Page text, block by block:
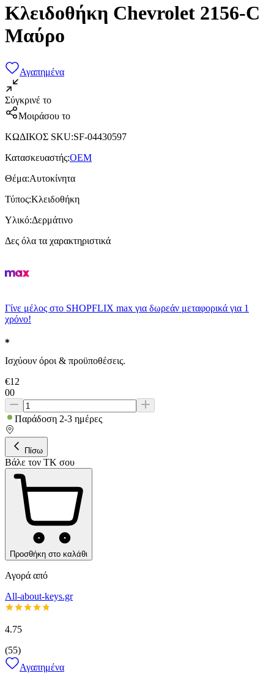
Κλειδοθήκη Chevrolet 2156-C
Μαύρο
Αγαπημένα
Σύγκρινέ το
Μοιράσου το
ΚΩΔΙΚΟΣ SKU:SF-04430597
Κατασκευαστής:OEM
Θέμα:Αυτοκίνητα
Τύπος:Κλειδοθήκη
Υλικό:Δερμάτινο
Δες όλα τα χαρακτηριστικά
Γίνε μέλος στο SHOPFLIX max για δωρεάν μεταφορικά για 1
χρόνο!
Ισχύουν όροι & προϋποθέσεις.
€12
00
Παράδοση 2-3 ημέρες
Πίσω
Βάλε τον ΤΚ σου
Προσθήκη στο καλάθι
Αγορά από
All-about-keys.gr
4.75
(55)
Αγαπημένα